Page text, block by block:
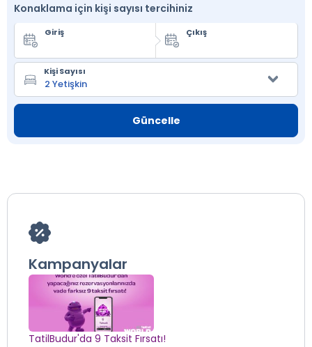
Konaklama için kişi sayısı tercihiniz
Giriş Çıkış
Kişi Sayısı
Güncelle
Kampanyalar
TatilBudur'da 9 Taksit Fırsatı!